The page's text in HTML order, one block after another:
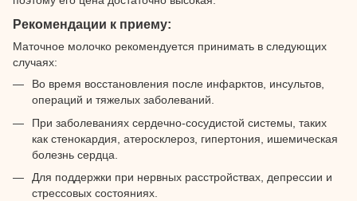
Рекомендации к приему:
Маточное молочко рекомендуется принимать в следующих
случаях:
Во время восстановления после инфарктов, инсультов,
операций и тяжелых заболеваний.
При заболеваниях сердечно-сосудистой системы, таких
как стенокардия, атеросклероз, гипертония, ишемическая
болезнь сердца.
Для поддержки при нервных расстройствах, депрессии и
стрессовых состояниях.